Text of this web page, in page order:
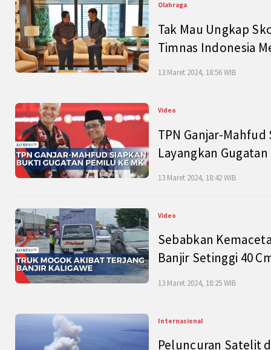
Olahraga
Tak Mau Ungkap
Timnas Indonesia
13 Maret 2024, 18:56 WIB
Video
TPN Ganjar-
Layangkan
13 Maret 2024, 18:42 WIB
Video
Sebabkan
Banjir Setinggi 40
13 Maret 2024, 18:25 WIB
Internasional
Peluncuran Satelit